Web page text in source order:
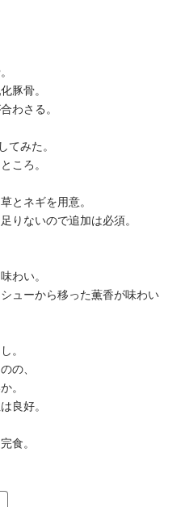
豚骨。
わさる。
てみた。
ころ。
とネギを用意。
りないので追加は必須。
わい。
ューから移った薫香が味わい
。
の、
。
良好。
食。